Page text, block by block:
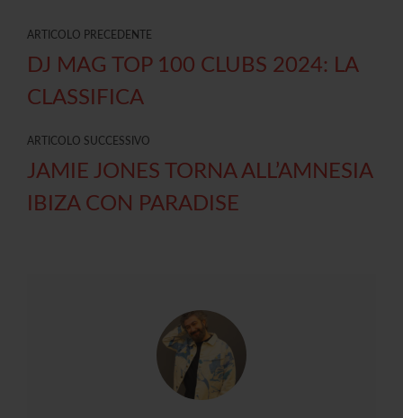
ARTICOLO PRECEDENTE
DJ MAG TOP 100 CLUBS 2024: LA
CLASSIFICA
ARTICOLO SUCCESSIVO
JAMIE JONES TORNA ALL’AMNESIA
IBIZA CON PARADISE